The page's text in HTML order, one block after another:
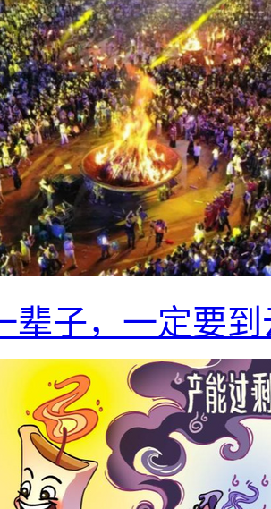
辈子，一定要